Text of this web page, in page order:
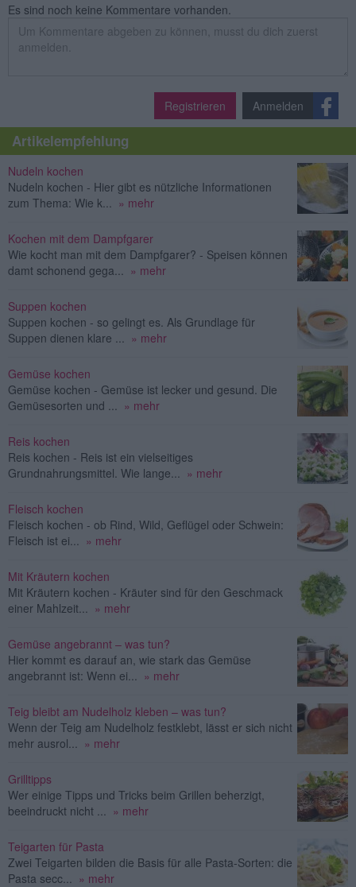
Es sind noch keine Kommentare vorhanden.
Registrieren Anmelden
Artikelempfehlung
Nudeln kochen
Nudeln kochen - Hier gibt es nützliche Informationen
zum Thema: Wie k...
» mehr
Kochen mit dem Dampfgarer
Wie kocht man mit dem Dampfgarer? - Speisen können
damt schonend gega...
» mehr
Suppen kochen
Suppen kochen - so gelingt es. Als Grundlage für
Suppen dienen klare ...
» mehr
Gemüse kochen
Gemüse kochen - Gemüse ist lecker und gesund. Die
Gemüsesorten und ...
» mehr
Reis kochen
Reis kochen - Reis ist ein vielseitiges
Grundnahrungsmittel. Wie lange...
» mehr
Fleisch kochen
Fleisch kochen - ob Rind, Wild, Geflügel oder Schwein:
Fleisch ist ei...
» mehr
Mit Kräutern kochen
Mit Kräutern kochen - Kräuter sind für den Geschmack
einer Mahlzeit...
» mehr
Gemüse angebrannt – was tun?
Hier kommt es darauf an, wie stark das Gemüse
angebrannt ist: Wenn ei...
» mehr
Teig bleibt am Nudelholz kleben – was tun?
Wenn der Teig am Nudelholz festklebt, lässt er sich nicht
mehr ausrol...
» mehr
Grilltipps
Wer einige Tipps und Tricks beim Grillen beherzigt,
beeindruckt nicht ...
» mehr
Teigarten für Pasta
Zwei Teigarten bilden die Basis für alle Pasta-Sorten: die
Pasta secc...
» mehr